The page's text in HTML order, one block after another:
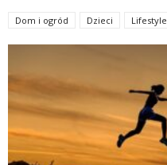
Dom i ogród Dzieci Lifestyle